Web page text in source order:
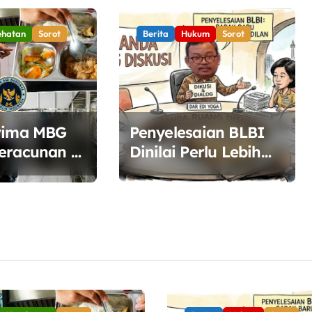
Sorot
MBG
di
BGN
Berita Hukum Sorot
Penyelesaian BLBI
Dinilai Perlu Lebih
Terbuka, Pemerintah